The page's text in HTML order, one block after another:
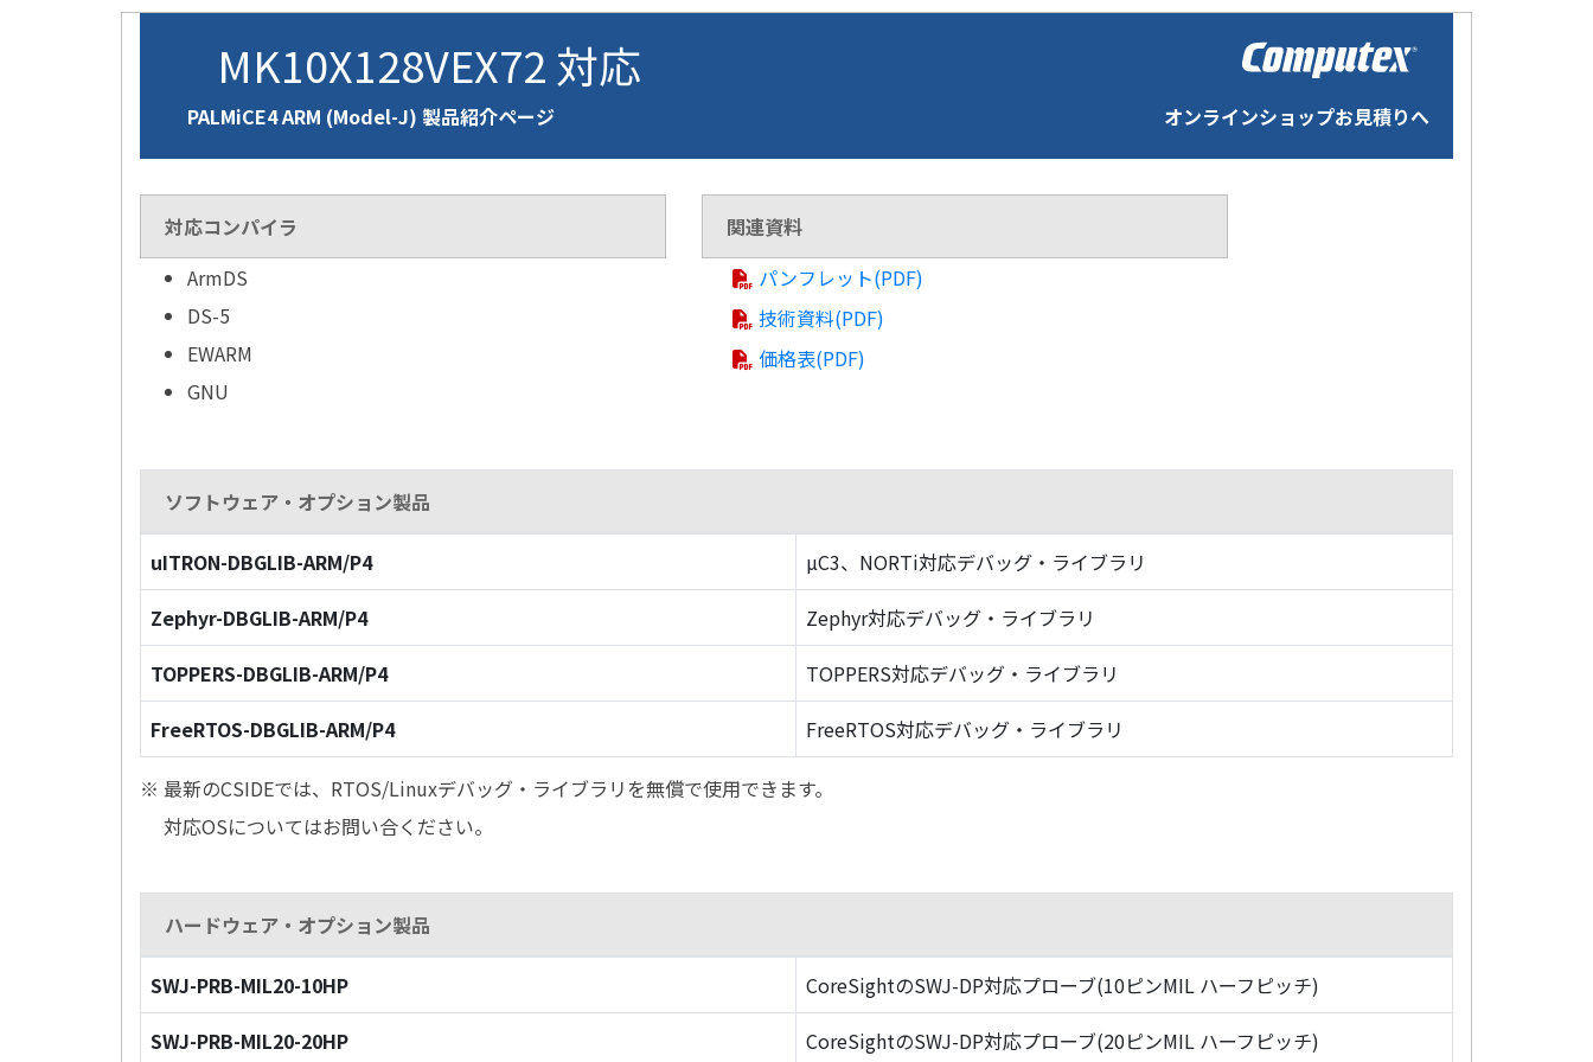
MK10X128VEX72 対応
PALMiCE4 ARM (Model-J) 製品紹介ページ オンラインショップお見積りへ
対応コンパイラ
ArmDS
DS-5
EWARM
GNU
関連資料
パンフレット(PDF)
技術資料(PDF)
価格表(PDF)
ソフトウェア・オプション製品
uITRON-DBGLIB-ARM/P4
µC3、NORTi対応デバッグ・ライブラリ
Zephyr-DBGLIB-ARM/P4
Zephyr対応デバッグ・ライブラリ
TOPPERS-DBGLIB-ARM/P4
TOPPERS対応デバッグ・ライブラリ
FreeRTOS-DBGLIB-ARM/P4
FreeRTOS対応デバッグ・ライブラリ
※ 最新のCSIDEでは、RTOS/Linuxデバッグ・ライブラリを無償で使用できます。
対応OSについてはお問い合ください。
ハードウェア・オプション製品
SWJ-PRB-MIL20-10HP
CoreSightのSWJ-DP対応プローブ(10ピンMIL ハーフピッチ)
SWJ-PRB-MIL20-20HP
CoreSightのSWJ-DP対応プローブ(20ピンMIL ハーフピッチ)